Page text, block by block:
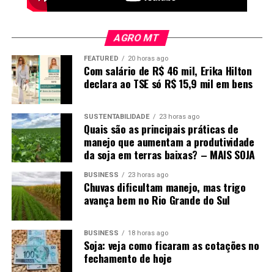
Foto: Pedro Silvestre/Canal Rural Mato Grosso
Energia e mão de obra são gargalos
A infraestrutura de energia é outro ponto que pode
limitar novos investimentos. Embora Mato Grosso tenha
capacidade de geração, algumas regiões ainda contam
com redes monofásicas, que não atendem
adequadamente empreendimentos industriais de maior
porte.
O programa Mato Grosso Trifásico busca ampliar essa
estrutura, mas Rangel defende investimentos mais
rápidos.“Nós temos uma das energias mais caras do
país”, afirma ao programa do Canal Rural Mato Grosso,
ao destacar a necessidade de encontrar mecanismos de
financiamento que não aumentem ainda mais a tarifa.
AGRO MT
FEATURED 20 horas ago
Com salário de R$ 46 mil, Erika Hilton
declara ao TSE só R$ 15,9 mil em bens
SUSTENTABILIDADE 23 horas ago
Quais são as principais práticas de
manejo que aumentam a produtividade
da soja em terras baixas? – MAIS SOJA
BUSINESS 23 horas ago
Chuvas dificultam manejo, mas trigo
avança bem no Rio Grande do Sul
BUSINESS 18 horas ago
Soja: veja como ficaram as cotações no
fechamento de hoje